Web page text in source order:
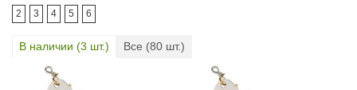
YOPU — Yellow Orange Pearl UV
2
3 4 5 6
В наличии (3 шт.) Все (80 шт.)